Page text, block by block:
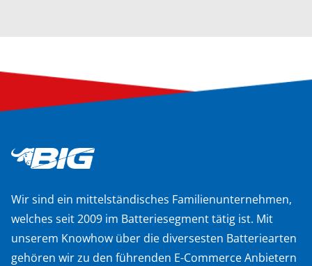
Wir sind ein mittelständisches Familienunternehmen,
welches seit 2009 im Batteriesegment tätig ist. Mit
unserem Knowhow über die diversesten Batteriearten
gehören wir zu den führenden E-Commerce Anbietern